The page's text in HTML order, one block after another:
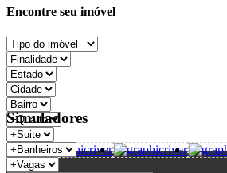
Encontre seu imóvel
Simuladores